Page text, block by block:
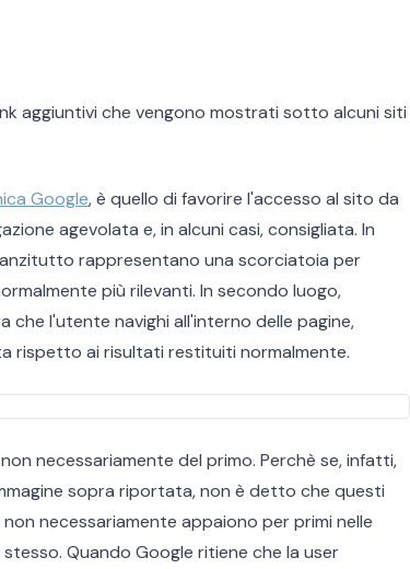
aggiuntivi che vengono mostrati sotto alcuni siti
Google, è quello di favorire l'accesso al sito da
agevolata e, in alcuni casi, consigliata. In
rappresentano una scorciatoia per
più rilevanti. In secondo luogo,
che l'utente navighi all'interno delle pagine,
rispetto ai risultati restituiti normalmente.
necessariamente del primo. Perchè se, infatti,
sopra riportata, non è detto che questi
necessariamente appaiono per primi nelle
Quando Google ritiene che la user